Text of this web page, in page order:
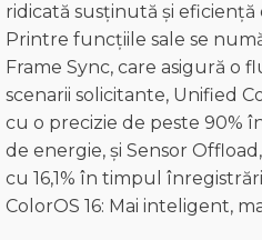
ridicată susținută și
Printre funcțiile sale se
Frame Sync, care asigură o
scenarii solicitante, Unified
cu o precizie de peste 90%
de energie, și Sensor
cu 16,1% în timpul
ColorOS 16: Mai inteligent,